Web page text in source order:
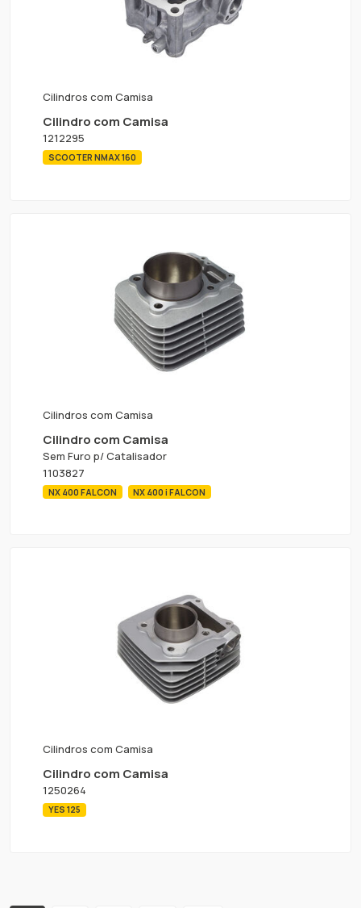
Cilindros com Camisa
Cilindro com Camisa
1212295
SCOOTER NMAX 160
Cilindros com Camisa
Cilindro com Camisa
Sem Furo p/ Catalisador
1103827
NX 400 FALCON NX 400 i FALCON
Cilindros com Camisa
Cilindro com Camisa
1250264
YES 125